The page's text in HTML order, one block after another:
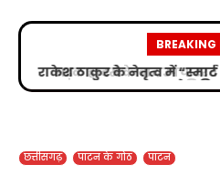
BREAKING
सड़क हादसे के बाद उपचाररत
विजय
छत्तीसगढ़ पाटन के गोठ पाटन